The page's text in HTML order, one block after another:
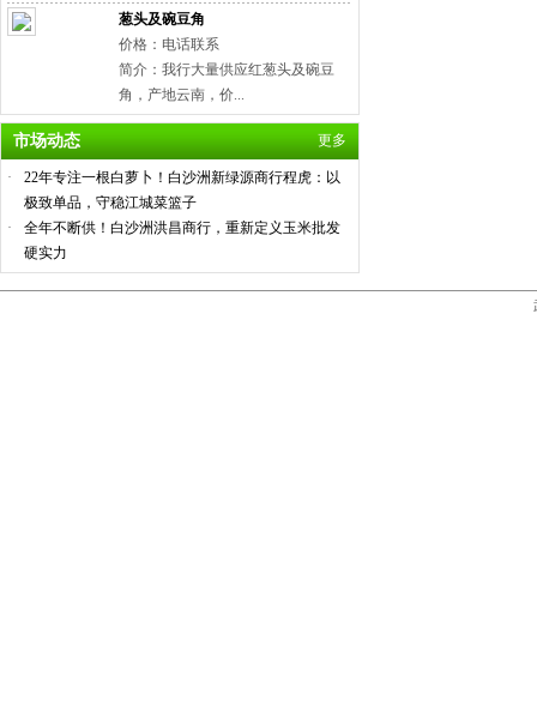
葱头及碗豆角
价格：电话联系
简介：我行大量供应红葱头及碗豆
角，产地云南，价...
市场动态 更多
·
22年专注一根白萝卜！白沙洲新绿源商行程虎：以
极致单品，守稳江城菜篮子
·
全年不断供！白沙洲洪昌商行，重新定义玉米批发
硬实力